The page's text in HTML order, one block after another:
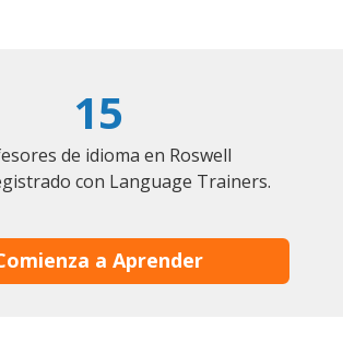
15
de idioma en Roswell
con Language Trainers.
a Aprender